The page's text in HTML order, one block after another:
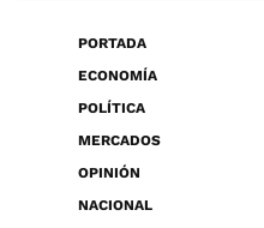
PORTADA
ECONOMÍA
POLÍTICA
MERCADOS
OPINIÓN
NACIONAL